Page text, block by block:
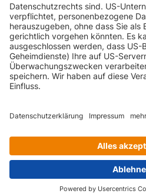
INFORMATIONEN
ZAHLUNGSARTEN
KONTAKT
GEPRÜFTE QUALITÄT
VERSANDARTEN